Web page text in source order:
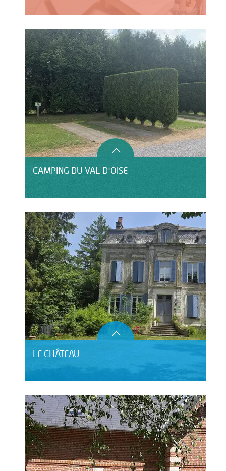
CAMPING DU VAL D'OISE
LE CHÂTEAU